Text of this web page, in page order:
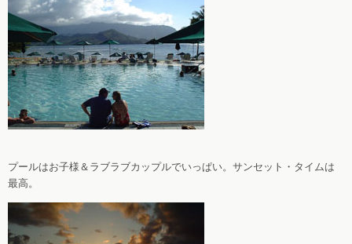
プールはお子様＆ラブラブカップルでいっぱい。サンセット・タイムは
最高。